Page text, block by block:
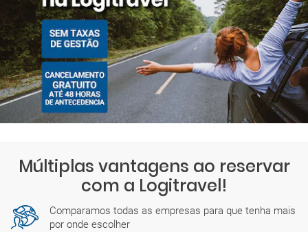
Múltiplas vantagens ao reservar
com a Logitravel!
Comparamos todas as empresas para que tenha mais
por onde escolher